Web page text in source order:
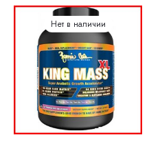
Нет в наличии